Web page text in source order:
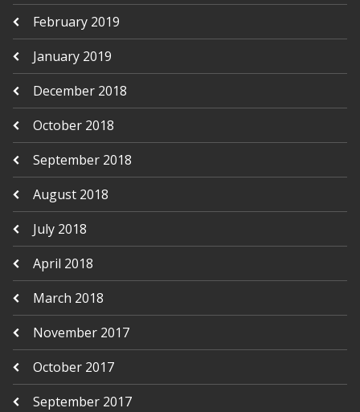
February 2019
January 2019
December 2018
October 2018
September 2018
August 2018
July 2018
April 2018
March 2018
November 2017
October 2017
September 2017